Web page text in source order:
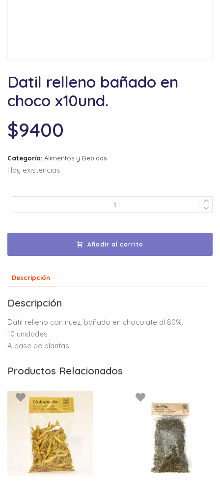
Datil relleno bañado en
choco x10und.
$9400
Categoría: Alimentos y Bebidas
Hay existencias
Añadir al carrito
Descripción
Descripción
Datil relleno con nuez, bañado en chocolate al 80%.
10 unidades
A base de plantas
Productos Relacionados